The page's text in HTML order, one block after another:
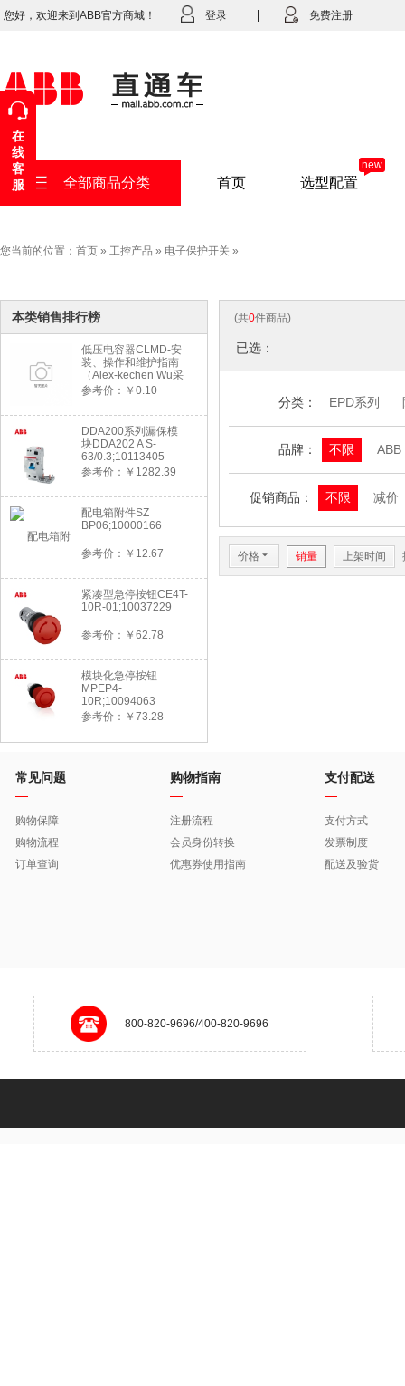
您好，欢迎来到ABB官方商城！ 登录 免费注册
全部商品分类 首页 选型配置
new
您当前的位置： 首页 » 工控产品 » 电子保护开关 »
本类销售排行榜
低压电容器CLMD-安
装、操作和维护指南
（Alex-kechen Wu采
购）-2022年版
参考价：￥0.10
DDA200系列漏保模
块DDA202 A S-
63/0.3;10113405
参考价：￥1282.39
配电箱附件SZ
BP06;10000166
参考价：￥12.67
紧凑型急停按钮CE4T-
10R-01;10037229
参考价：￥62.78
模块化急停按钮
MPEP4-
10R;10094063
参考价：￥73.28
(共0件商品)
已选：
分类： EPD系列
品牌： 不限 ABB
促销商品： 不限 减价
价格 6 销量 上架时间
常见问题
购物保障
购物流程
订单查询
购物指南
注册流程
会员身份转换
优惠券使用指南
支付配送
支付方式
发票制度
配送及验货
800-820-9696/400-820-9696
在
线
客
服